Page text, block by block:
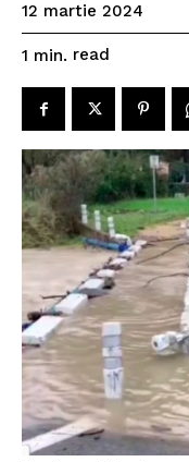
12 martie 2024
1 min. read